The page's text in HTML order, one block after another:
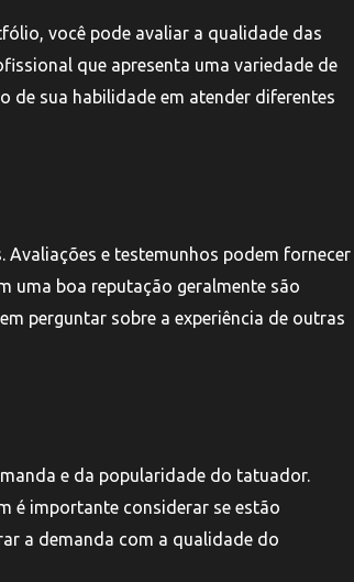
você pode avaliar a qualidade das
que apresenta uma variedade de
de sua habilidade em atender diferentes
Avaliações e testemunhos podem fornecer
uma boa reputação geralmente são
perguntar sobre a experiência de outras
e da popularidade do tatuador.
é importante considerar se estão
a demanda com a qualidade do